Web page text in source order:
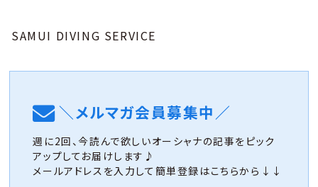
SAMUI DIVING SERVICE
＼メルマガ会員募集中／
週に2回、今読んで欲しいオーシャナの記事をピック
アップしてお届けします♪
メールアドレスを入力して簡単登録はこちらから↓↓